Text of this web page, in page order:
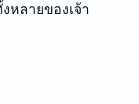
หลายของเจ้า